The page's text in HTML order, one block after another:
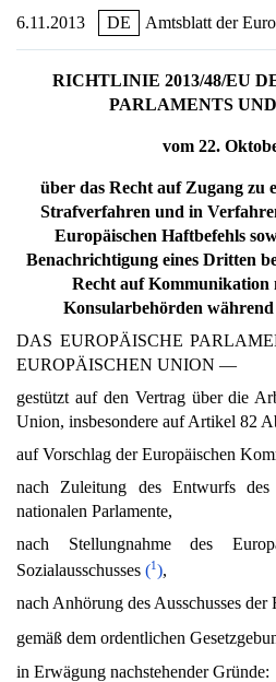
6.11.2013 DE Amtsblatt der
RICHTLINIE 2013/48/EU
PARLAMENTS
vom 22.
über das Recht auf Zugang zu
Strafverfahren und in
Europäischen Haftbefehls
Benachrichtigung eines Dritten
Recht auf
Konsularbehörden während
DAS EUROPÄISCHE
EUROPÄISCHEN UNION —
gestützt auf den Vertrag über die
Union, insbesondere auf Artikel 82
auf Vorschlag der Europäischen
nach Zuleitung des Entwurfs des
nationalen Parlamente,
nach Stellungnahme des
Sozialausschusses (1),
nach Anhörung des Ausschusses der
gemäß dem ordentlichen
in Erwägung nachstehender Gründe: